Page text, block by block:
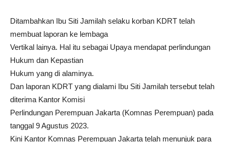
Ditambahkan Ibu Siti Jamilah selaku korban KDRT telah
membuat laporan ke lembaga
Vertikal lainya. Hal itu sebagai Upaya mendapat perlindungan
Hukum dan Kepastian
Hukum yang di alaminya.
Dan laporan KDRT yang dialami Ibu Siti Jamilah tersebut telah
diterima Kantor Komisi
Perlindungan Perempuan Jakarta (Komnas Perempuan) pada
tanggal 9 Agustus 2023.
Kini Kantor Komnas Perempuan Jakarta telah menunjuk para